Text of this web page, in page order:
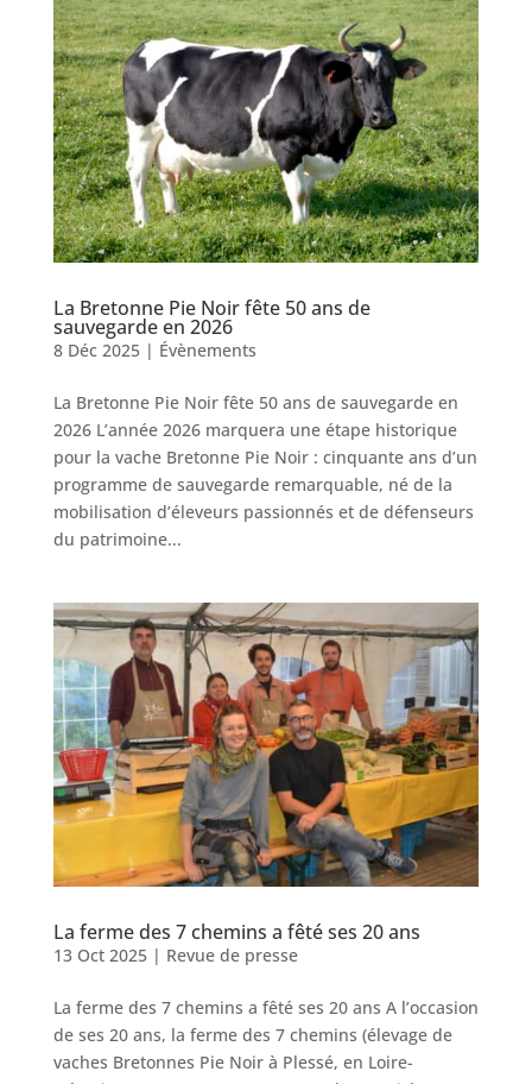
La Bretonne Pie Noir fête 50 ans de
sauvegarde en 2026
8 Déc 2025| Évènements
La Bretonne Pie Noir fête 50 ans de sauvegarde en
2026 L’année 2026 marquera une étape historique
pour la vache Bretonne Pie Noir : cinquante ans d’un
programme de sauvegarde remarquable, né de la
mobilisation d’éleveurs passionnés et de défenseurs
du patrimoine...
La ferme des 7 chemins a fêté ses 20 ans
13 Oct 2025| Revue de presse
La ferme des 7 chemins a fêté ses 20 ans A l’occasion
de ses 20 ans, la ferme des 7 chemins (élevage de
vaches Bretonnes Pie Noir à Plessé, en Loire-